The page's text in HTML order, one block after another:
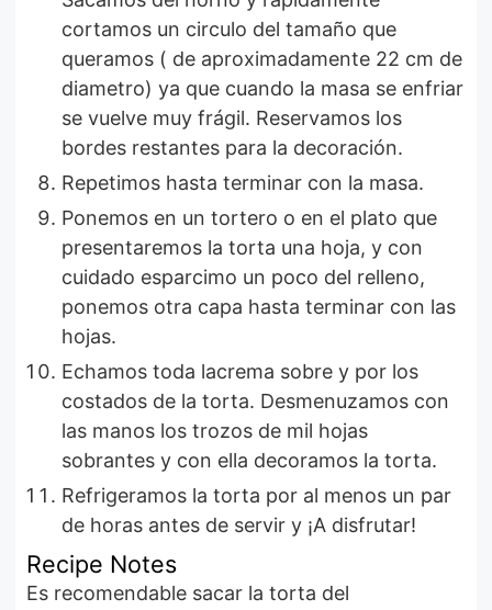
cortamos un circulo del tamaño que
queramos ( de aproximadamente 22 cm de
diametro) ya que cuando la masa se enfriar
se vuelve muy frágil. Reservamos los
bordes restantes para la decoración.
Repetimos hasta terminar con la masa.
Ponemos en un tortero o en el plato que
presentaremos la torta una hoja, y con
cuidado esparcimo un poco del relleno,
ponemos otra capa hasta terminar con las
hojas.
Echamos toda lacrema sobre y por los
costados de la torta. Desmenuzamos con
las manos los trozos de mil hojas
sobrantes y con ella decoramos la torta.
Refrigeramos la torta por al menos un par
de horas antes de servir y ¡A disfrutar!
Recipe Notes
Es recomendable sacar la torta del